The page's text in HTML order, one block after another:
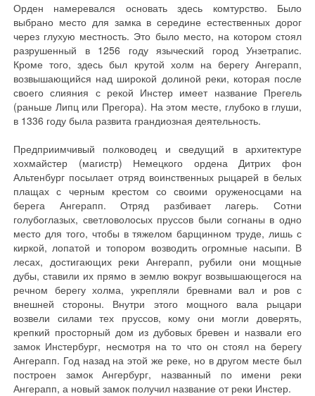
Орден намеревался основать здесь комтурство. Было
выбрано место для замка в середине естественных дорог
через глухую местность. Это было место, на котором стоял
разрушенный в 1256 году языческий город Унзетрапис.
Кроме того, здесь был крутой холм на берегу Ангерапп,
возвышающийся над широкой долиной реки, которая после
своего слияния с рекой Инстер имеет название Прегель
(раньше Липц или Прегора). На этом месте, глубоко в глуши,
в 1336 году была развита грандиозная деятельность.
Предприимчивый полководец и сведущий в архитектуре
хохмайстер (магистр) Немецкого ордена Дитрих фон
Альтенбург посылает отряд воинственных рыцарей в белых
плащах с черным крестом со своими оруженосцами на
берега Ангерапп. Отряд разбивает лагерь. Сотни
голубоглазых, светловолосых пруссов были согнаны в одно
место для того, чтобы в тяжелом барщинном труде, лишь с
киркой, лопатой и топором возводить огромные насыпи. В
лесах, достигающих реки Ангерапп, рубили они мощные
дубы, ставили их прямо в землю вокруг возвышающегося на
речном берегу холма, укрепляли бревнами вал и ров с
внешней стороны. Внутри этого мощного вала рыцари
возвели силами тех пруссов, кому они могли доверять,
крепкий просторный дом из дубовых бревен и назвали его
замок Инстербург, несмотря на то что он стоял на берегу
Ангерапп. Год назад на этой же реке, но в другом месте был
построен замок Ангербург, названный по имени реки
Ангерапп, а новый замок получил название от реки Инстер.